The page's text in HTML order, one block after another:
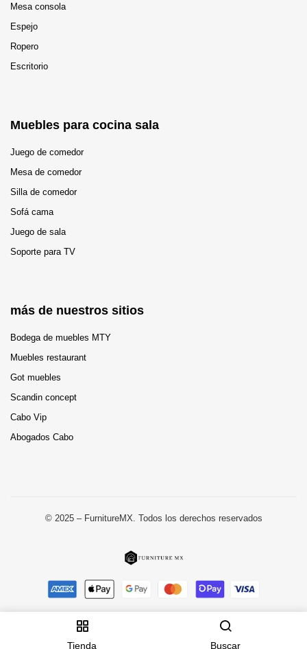
Tienda Buscar
Mesa consola
Espejo
Ropero
Escritorio
Muebles para cocina sala
Juego de comedor
Mesa de comedor
Silla de comedor
Sofá cama
Juego de sala
Soporte para TV
más de nuestros sitios
Bodega de muebles MTY
Muebles restaurant
Got muebles
Scandin concept
Cabo Vip
Abogados Cabo
© 2025 – FurnitureMX. Todos los derechos reservados